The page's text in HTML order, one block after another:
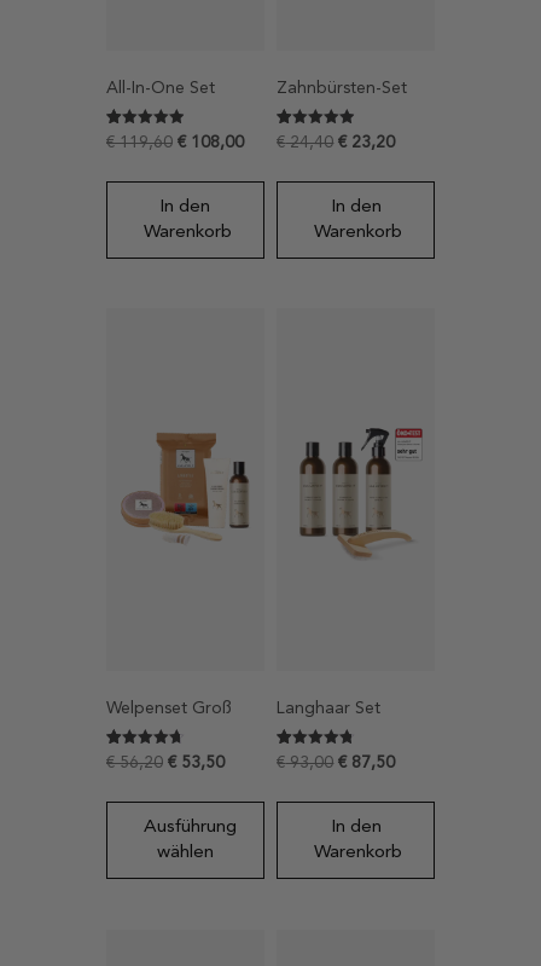
All-In-One Set
Bewertet mit
4.9090909090909
basierend
22
Kundenbewertungen
€119,60 €108,00
In den
Warenkorb
Zahnbürsten-Set
Bewertet mit
4.9375
basierend
16
Kundenbewertungen
€24,40 €23,20
In den
Warenkorb
Welpenset Groß
Bewertet
von 5,
basierend
22
Kundenbewertungen
€56,20 €53,50
Ausführung
wählen
Langhaar Set
Bewertet
von 5,
basierend
30
Kundenbewertungen
€93,00 €87,50
In den
Warenkorb